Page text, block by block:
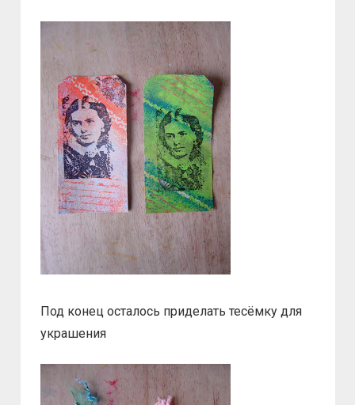
Под конец осталось приделать тесёмку для
украшения